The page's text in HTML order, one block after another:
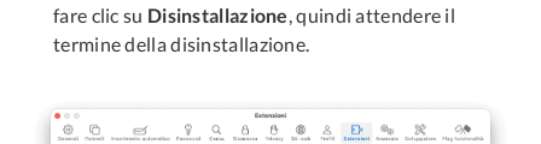
fare clic su Disinstallazione, quindi attendere il
termine della disinstallazione.